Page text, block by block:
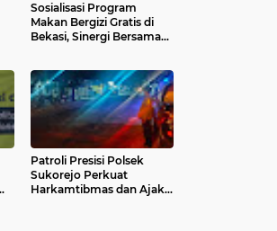
Sosialisasi Program
Makan Bergizi Gratis di
Bekasi, Sinergi Bersama
Patroli Presisi Polsek
Sukorejo Perkuat
Harkamtibmas dan Ajak